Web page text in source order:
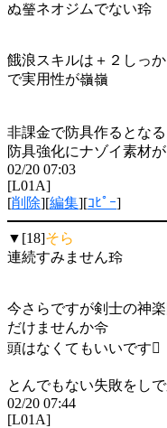
ぬ瑩ネオジムでない玲
餓浪スキルは＋２しっ
で実用性が嶺嶺
非課金で防具作るとな
防具強化にナゾイ素材
02/20 07:03
[L01A]
[削除][編集][ｺﾋﾟｰ]
▼[18]そら
連続すみません玲
今さらですが剣士の神
だけませんか令
頭はなくてもいいです
とんでもない失敗をし
02/20 07:44
[L01A]